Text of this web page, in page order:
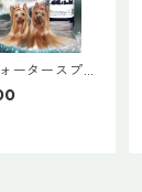
ータースプレ